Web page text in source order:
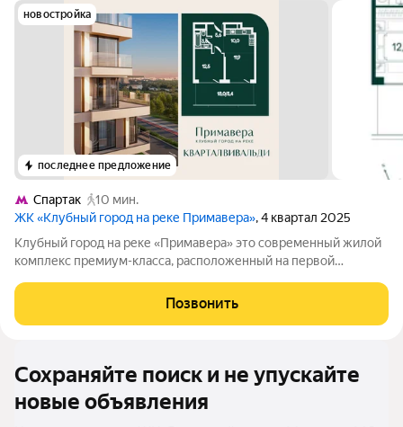
новостройка
последнее предложение
Спартак
10 мин.
ЖК «Клубный город на реке Примавера», 4 квартал 2025
Клубный город на реке «Примавера» это современный жилой
комплекс премиум-класса, расположенный на первой
Покровское-Стрешнево. Под панорамными окнами квартир
находится собственный экопарк с
Позвонить
Сохраняйте поиск и не упускайте
новые объявления